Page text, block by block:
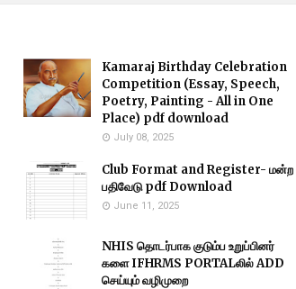
Kamaraj Birthday Celebration
Competition (Essay, Speech,
Poetry, Painting - All in One
Place) pdf download
July 08, 2025
Club Format and Register- மன்ற
பதிவேடு pdf Download
June 11, 2025
NHIS தொடர்பாக குடும்ப உறுப்பினர்
களை IFHRMS PORTALலில் ADD
செய்யும் வழிமுறை